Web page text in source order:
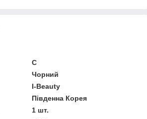
C
Чорний
I-Beauty
Південна Корея
1 шт.